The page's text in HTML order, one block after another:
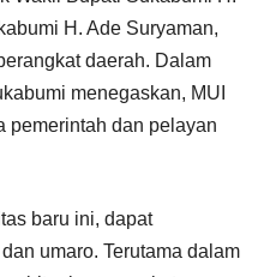
H. Ade Suryaman,
daerah. Dalam
menegaskan, MUI
pemerintah dan pelayan
baru ini, dapat
umaro. Terutama dalam